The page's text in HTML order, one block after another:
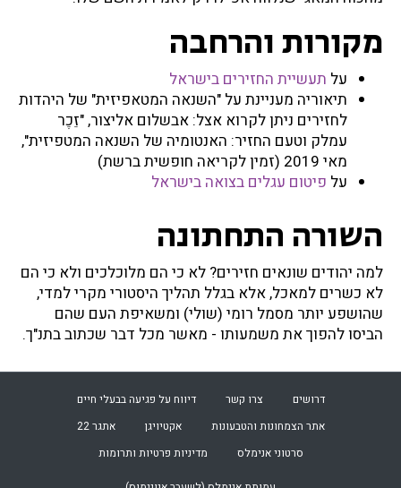
מקורות והרחבה
על תעשיית החזירים בישראל
תיאוריה מעניינת על "השנאה המטאפיזית" של היהדות
לחזירים ניתן לקרוא אצל: אבשלום אליצור, "זֵכֶר
עמלק וטעם החזיר: האנטומיה של השנאה המטפיזית",
מאי 2019 (זמין לקריאה חופשית ברשת)
על פיטום עגלים בצואה בישראל
השורה התחתונה
למה יהודים שונאים חזירים? לא כי הם מלוכלכים ולא כי הם
לא כשרים למאכל, אלא בגלל תהליך היסטורי מקרי למדי,
שהושפע יותר מסמל רומי (שולי) ומשאיפת העם שהם
הביסו להפוך את משמעותו - מאשר מכל דבר שכתוב בתנ"ך.
דרושים צרו קשר
דיווח על פגיעה בבעלי חיים
אתר הצמחונות והטבעונות
אקטיויגן
אתגר 22
סרטוני אנימלס
מדיניות פרטיות ותרומות